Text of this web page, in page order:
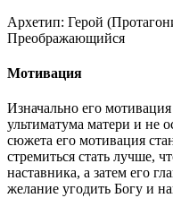
Архетип: Герой
Преображающийся
Мотивация
Изначально его
ультиматума матери и не
сюжета его мотивация
стремиться стать лучше,
наставника, а затем его
желание угодить Богу и